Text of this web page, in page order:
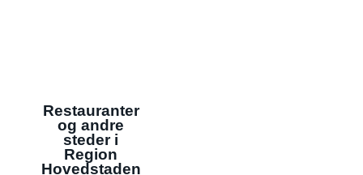
Restauranter
og andre
steder i
Region
Hovedstaden